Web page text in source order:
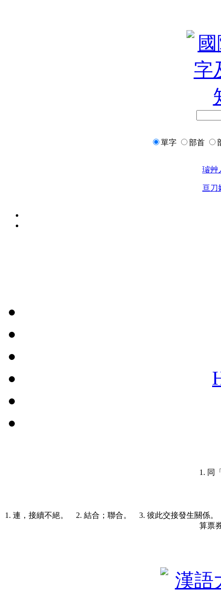
單字 部首
璿艸
亘刀
1. 同
1. 連，接續不絕。 2. 結合；聯合。 3. 彼此交接發生關係
算票